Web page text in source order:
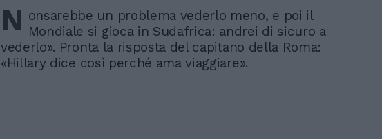
N onsarebbe un problema vederlo meno, e poi il
Mondiale si gioca in Sudafrica: andrei di sicuro a
vederlo». Pronta la risposta del capitano della Roma:
«Hillary dice così perché ama viaggiare».